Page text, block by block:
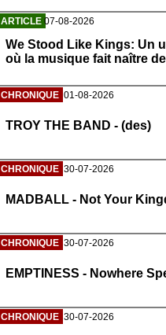
ARTICLE 07-08-2026
We Stood Like Kings: Un
où la musique fait naître
CHRONIQUE 01-08-2026
TROY THE BAND - (des)
CHRONIQUE 30-07-2026
MADBALL - Not Your
CHRONIQUE 30-07-2026
EMPTINESS - Nowhere
CHRONIQUE 30-07-2026